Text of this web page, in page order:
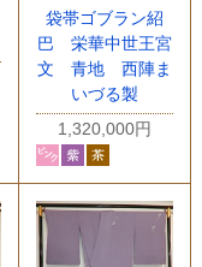
袋帯ゴブラン紹
巴 栄華中世王宮
文 青地 西陣ま
いづる製
1,320,000円